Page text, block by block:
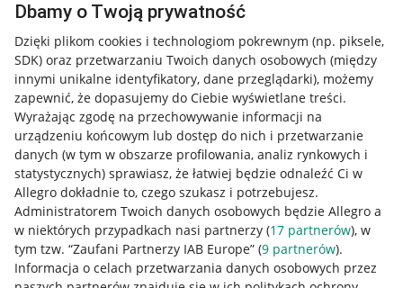
Dbamy o Twoją prywatność
Dzięki plikom cookies i technologiom pokrewnym (np. piksele,
SDK) oraz przetwarzaniu Twoich danych osobowych (między
innymi unikalne identyfikatory, dane przeglądarki), możemy
zapewnić, że dopasujemy do Ciebie wyświetlane treści.
Wyrażając zgodę na przechowywanie informacji na
urządzeniu końcowym lub dostęp do nich i przetwarzanie
danych (w tym w obszarze profilowania, analiz rynkowych i
statystycznych) sprawiasz, że łatwiej będzie odnaleźć Ci w
Allegro dokładnie to, czego szukasz i potrzebujesz.
Administratorem Twoich danych osobowych będzie Allegro a
w niektórych przypadkach nasi partnerzy (17 partnerów), w
tym tzw. “Zaufani Partnerzy IAB Europe” (9 partnerów).
Informacja o celach przetwarzania danych osobowych przez
Przydatne informacje